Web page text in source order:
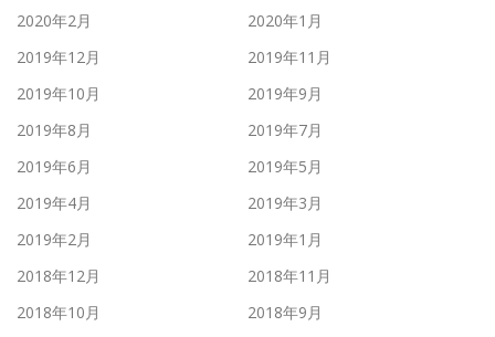
2020年2月
2020年1月
2019年12月
2019年11月
2019年10月
2019年9月
2019年8月
2019年7月
2019年6月
2019年5月
2019年4月
2019年3月
2019年2月
2019年1月
2018年12月
2018年11月
2018年10月
2018年9月